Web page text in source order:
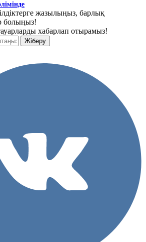
жазылыңыз, барлық
болыңыз!
хабарлап отырамыз!